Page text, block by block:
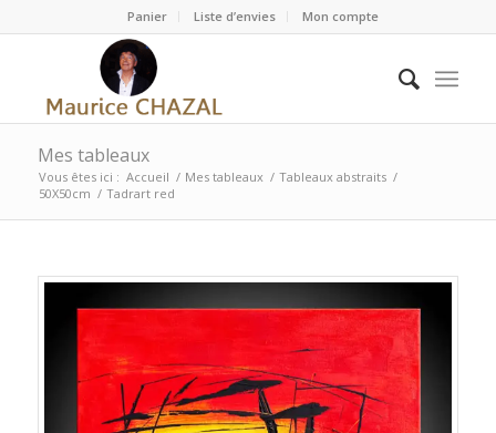
Panier Liste d’envies Mon compte
Mes tableaux
Vous êtes ici : Accueil / Mes tableaux / Tableaux abstraits /
50X50cm / Tadrart red